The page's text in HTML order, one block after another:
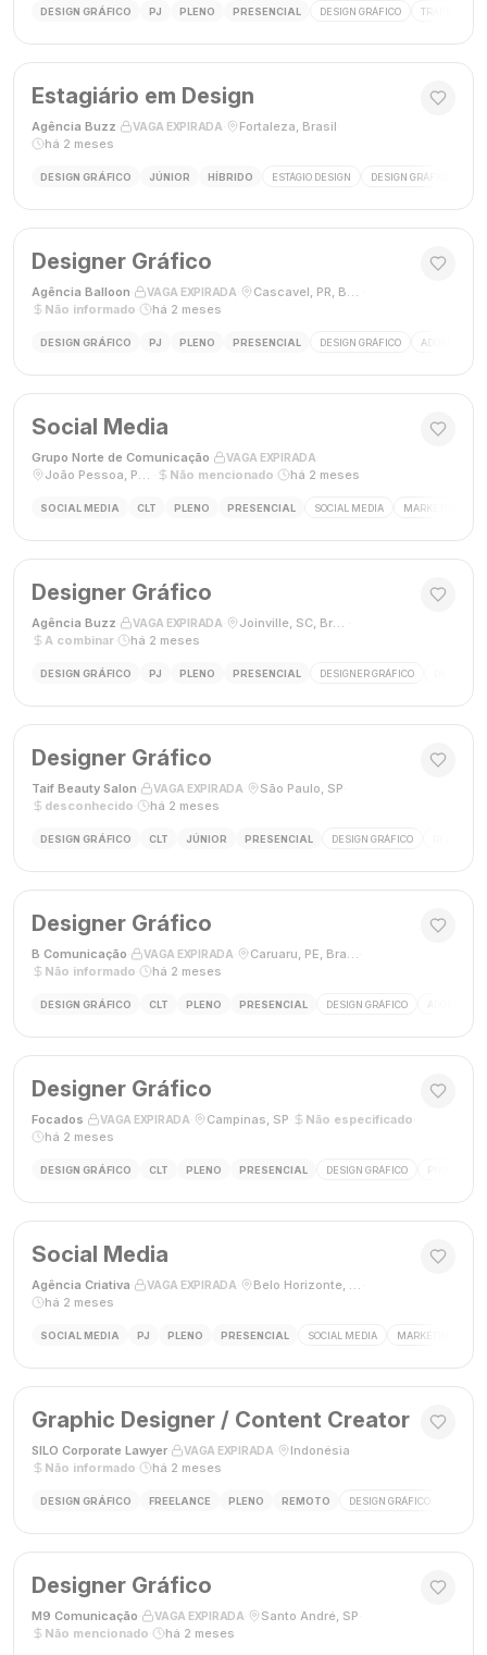
DESIGN GRÁFICO PJ PLENO PRESENCIAL DESIGN GRÁFICO TRÁFEGO
Estagiário em Design
Agência Buzz VAGA EXPIRADA Fortaleza, Brasil
há 2 meses
DESIGN GRÁFICO JÚNIOR HÍBRIDO ESTÁGIO DESIGN DESIGN GRÁFICO
Designer Gráfico
Agência Balloon VAGA EXPIRADA Cascavel, PR, Brasil
Não informado
há 2 meses
DESIGN GRÁFICO PJ PLENO PRESENCIAL DESIGN GRÁFICO ADOBE
Social Media
Grupo Norte de Comunicação VAGA EXPIRADA
João Pessoa, Paraíba, Brasil
Não mencionado há 2 meses
SOCIAL MEDIA CLT PLENO PRESENCIAL SOCIAL MEDIA MARKETING
Designer Gráfico
Agência Buzz VAGA EXPIRADA Joinville, SC, Brasil
A combinar
há 2 meses
DESIGN GRÁFICO PJ PLENO PRESENCIAL DESIGNER GRÁFICO
Designer Gráfico
Taif Beauty Salon VAGA EXPIRADA São Paulo, SP
desconhecido
há 2 meses
DESIGN GRÁFICO CLT JÚNIOR PRESENCIAL DESIGN GRÁFICO
Designer Gráfico
B Comunicação VAGA EXPIRADA Caruaru, PE, Brasil
Não informado
há 2 meses
DESIGN GRÁFICO CLT PLENO PRESENCIAL DESIGN GRÁFICO ADOBE
Designer Gráfico
Focados VAGA EXPIRADA Campinas, SP Não especificado
há 2 meses
DESIGN GRÁFICO CLT PLENO PRESENCIAL DESIGN GRÁFICO PHOTOSHOP
Social Media
Agência Criativa VAGA EXPIRADA Belo Horizonte, Brasil
há 2 meses
SOCIAL MEDIA PJ PLENO PRESENCIAL SOCIAL MEDIA MARKETING
Graphic Designer / Content Creator
SILO Corporate Lawyer VAGA EXPIRADA Indonésia
Não informado
há 2 meses
DESIGN GRÁFICO FREELANCE PLENO REMOTO DESIGN GRÁFICO
Designer Gráfico
M9 Comunicação VAGA EXPIRADA Santo André, SP
Não mencionado
há 2 meses